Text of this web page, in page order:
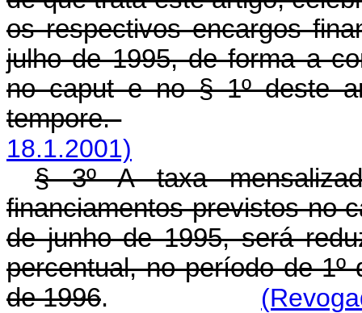
os respectivos encargos
julho de 1995, de forma a
no caput e no § 1º deste
tempore.
18.1.2001)
§ 3º A taxa
financiamentos previstos no
de junho de 1995, será
percentual, no período de
de 1996.